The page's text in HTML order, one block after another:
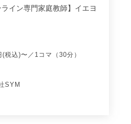
イン専門家庭教師】イエヨ
税込)〜／1コマ（30分）
SYM